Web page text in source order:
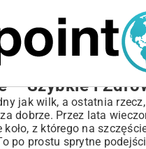
– Szybkie i
jak wilk, a ostatnia
dobrze. Przez lata
z którego na
po prostu sprytne